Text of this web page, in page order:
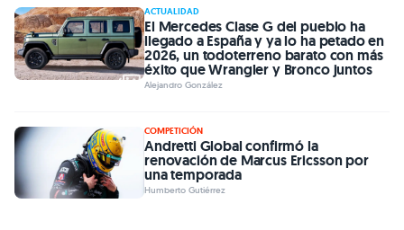
ACTUALIDAD
El Mercedes Clase G del pueblo ha
llegado a España y ya lo ha petado en
2026, un todoterreno barato con más
éxito que Wrangler y Bronco juntos
Alejandro González
COMPETICIÓN
Andretti Global confirmó la
renovación de Marcus Ericsson por
una temporada
Humberto Gutiérrez